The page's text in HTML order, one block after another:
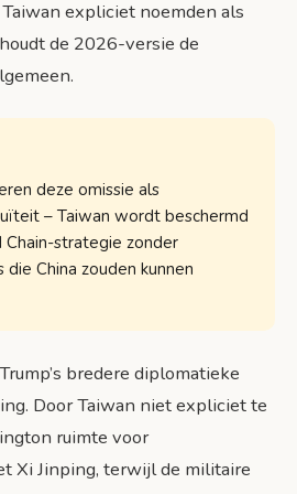
expliciet noemden als
de 2026-versie de
deze omissie als
– Taiwan wordt beschermd
strategie zonder
China zouden kunnen
bredere diplomatieke
Door Taiwan niet expliciet te
ruimte voor
Xi Jinping, terwijl de militaire